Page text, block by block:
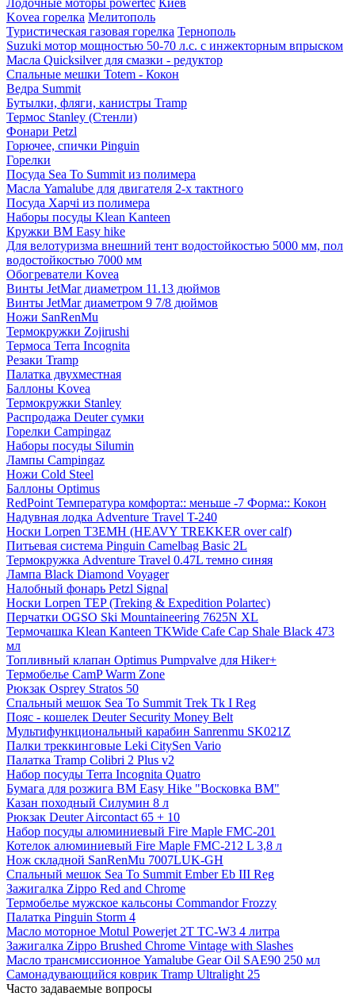
Kovea горелка Мелитополь
Туристическая газовая горелка Тернополь
Suzuki мотор мощностью 50-70 л.с. с инжекторным впрыском
Масла Quicksilver для смазки - редуктор
Спальные мешки Totem - Кокон
Ведра Summit
Бутылки, фляги, канистры Tramp
Термос Stanley (Стенли)
Фонари Petzl
Горючее, спички Pinguin
Горелки
Посуда Sea To Summit из полимера
Масла Yamalube для двигателя 2-х тактного
Посуда Харчі из полимера
Наборы посуды Klean Kanteen
Кружки BM Easy hike
Для велотуризма внешний тент водостойкостью 5000 мм, пол
водостойкостью 7000 мм
Обогреватели Kovea
Винты JetMar диаметром 11.13 дюймов
Винты JetMar диаметром 9 7/8 дюймов
Ножи SanRenMu
Термокружки Zojirushi
Термоса Terra Incognita
Резаки Tramp
Палатка двухместная
Баллоны Kovea
Термокружки Stanley
Распродажа Deuter сумки
Горелки Campingaz
Наборы посуды Silumin
Лампы Campingaz
Ножи Cold Steel
Баллоны Optimus
RedPoint Температура комфорта:: меньше -7 Форма:: Кокон
Надувная лодка Adventure Travel T-240
Носки Lorpen T3EMH (HEAVY TREKKER over calf)
Питьевая система Pinguin Camelbag Basic 2L
Термокружка Adventure Travel 0.47L темно синяя
Лампа Black Diamond Voyager
Налобный фонарь Petzl Signal
Носки Lorpen TEP (Treking & Expedition Polartec)
Перчатки OGSO Ski Mountaineering 7625N XL
Термочашка Klean Kanteen TKWide Cafe Cap Shale Black 473
мл
Топливный клапан Optimus Pumpvalve для Hiker+
Термобелье CamP Warm Zone
Рюкзак Osprey Stratos 50
Спальный мешок Sea To Summit Trek Tk I Reg
Пояс - кошелек Deuter Security Money Belt
Мультифункциональный карабин Sanrenmu SK021Z
Палки треккинговые Leki CitySen Vario
Палатка Tramp Colibri 2 Plus v2
Набор посуды Terra Incognita Quatro
Бумага для розжига BM Easy Hike "Восковка BM"
Казан походный Силумин 8 л
Рюкзак Deuter Aircontact 65 + 10
Набор посуды алюминиевый Fire Maple FMC-201
Котелок алюминиевый Fire Maple FMC-212 L 3,8 л
Нож складной SanRenMu 7007LUK-GH
Спальный мешок Sea To Summit Ember Eb III Reg
Зажигалка Zippo Red and Chrome
Термобелье мужское кальсоны Commandor Frozzy
Палатка Pinguin Storm 4
Масло моторное Motul Powerjet 2T TC-W3 4 литра
Зажигалка Zippo Brushed Chrome Vintage with Slashes
Масло трансмиссионное Yamalube Gear Oil SAE90 250 мл
Самонадувающийся коврик Tramp Ultralight 25
Часто задаваемые вопросы